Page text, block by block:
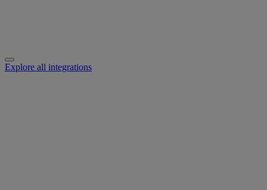
Explore all integrations